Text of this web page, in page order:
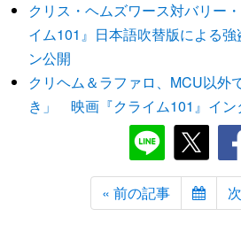
クリス・ヘムズワース対バリー
イム101』日本語吹替版による
ン公開
クリヘム＆ラファロ、MCU以外
き」 映画『クライム101』イン
« 前の記事